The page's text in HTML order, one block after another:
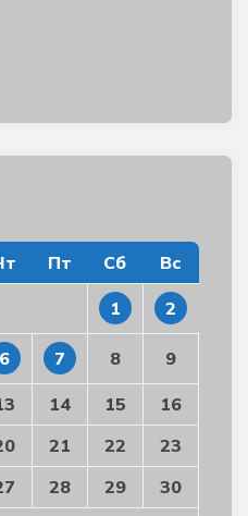
Пт Сб Вс
1 2
6 7 8 9
14 15
16
21 22
23
28 29
30